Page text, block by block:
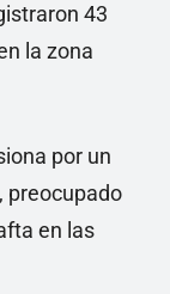
43
la zona
por un
preocupado
en las